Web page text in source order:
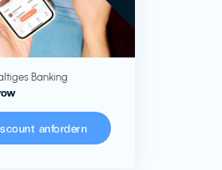
Banking
anfordern